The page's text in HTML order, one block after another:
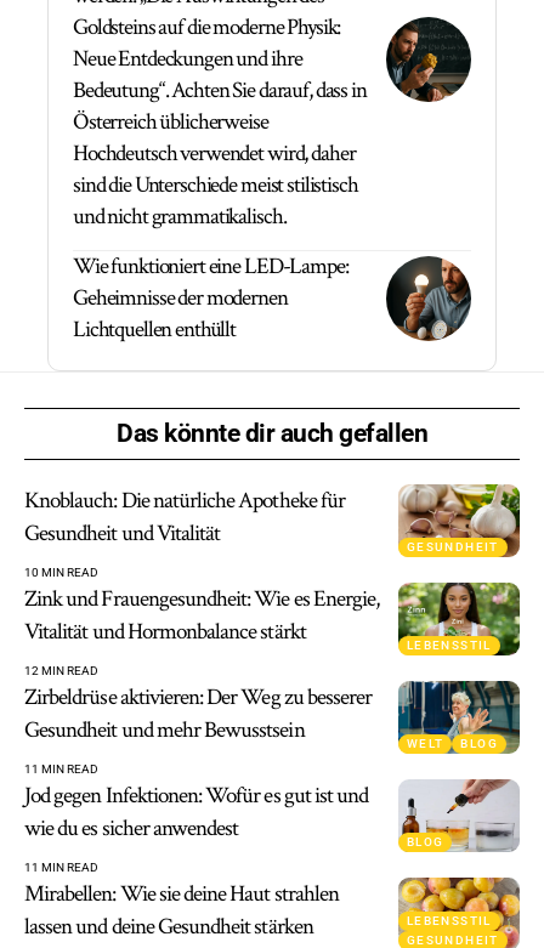
Goldsteins auf die moderne Physik:
Neue Entdeckungen und ihre
Bedeutung“. Achten Sie darauf, dass in
Österreich üblicherweise
Hochdeutsch verwendet wird, daher
sind die Unterschiede meist stilistisch
und nicht grammatikalisch.
Wie funktioniert eine LED-Lampe:
Geheimnisse der modernen
Lichtquellen enthüllt
Das könnte dir auch gefallen
GESUNDHEIT
Knoblauch: Die natürliche Apotheke für
Gesundheit und Vitalität
10 MIN READ
LEBENSSTIL
Zink und Frauengesundheit: Wie es Energie,
Vitalität und Hormonbalance stärkt
12 MIN READ
WELT BLOG
Zirbeldrüse aktivieren: Der Weg zu besserer
Gesundheit und mehr Bewusstsein
11 MIN READ
BLOG
Jod gegen Infektionen: Wofür es gut ist und
wie du es sicher anwendest
11 MIN READ
LEBENSSTIL
GESUNDHEIT
Mirabellen: Wie sie deine Haut strahlen
lassen und deine Gesundheit stärken